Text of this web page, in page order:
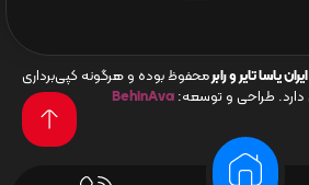
یاسا تایر و رابرمحفوظ بوده و هرگونه کپی‌برداری
دارد. طراحی و توسعه: BehinAva